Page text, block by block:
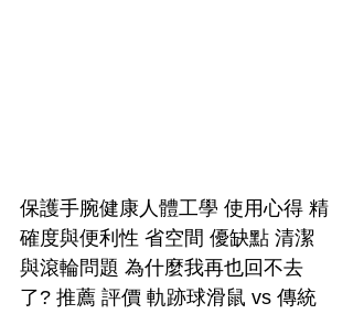
保護手腕健康人體工學 使用心得 精
確度與便利性 省空間 優缺點 清潔
與滾輪問題 為什麼我再也回不去
了? 推薦 評價 軌跡球滑鼠 vs 傳統